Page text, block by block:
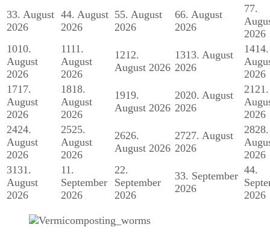
33. August
2026
44. August
2026
55. August
2026
66. August
2026
77.
2026
1010.
August
2026
1111.
August
2026
1212.
August 2026
1313. August
2026
1414.
2026
1717.
August
2026
1818.
August
2026
1919.
August 2026
2020. August
2026
21 21.
2026
2424.
August
2026
2525.
August
2026
2626.
August 2026
2727. August
2026
2828.
2026
31 31.
August
2026
11.
September
2026
22.
September
2026
33. September
2026
44.
2026